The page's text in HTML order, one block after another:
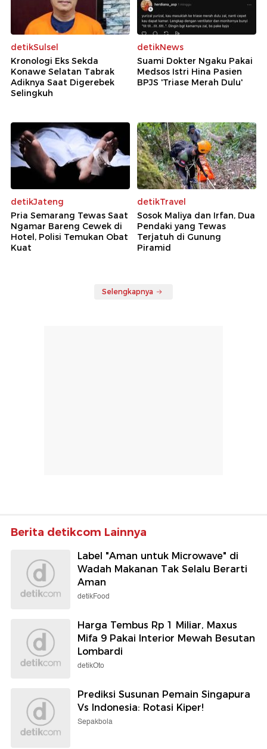
detikSulsel
Kronologi Eks Sekda
Konawe Selatan Tabrak
Adiknya Saat Digerebek
Selingkuh
detikNews
Suami Dokter Ngaku Pakai
Medsos Istri Hina Pasien
BPJS 'Triase Merah Dulu'
detikJateng
Pria Semarang Tewas Saat
Ngamar Bareng Cewek di
Hotel, Polisi Temukan Obat
Kuat
detikTravel
Sosok Maliya dan Irfan, Dua
Pendaki yang Tewas
Terjatuh di Gunung
Piramid
Selengkapnya
Berita detikcom Lainnya
Label "Aman untuk Microwave" di
Wadah Makanan Tak Selalu Berarti
Aman
detikFood
Harga Tembus Rp 1 Miliar, Maxus
Mifa 9 Pakai Interior Mewah Besutan
Lombardi
detikOto
Prediksi Susunan Pemain Singapura
Vs Indonesia: Rotasi Kiper!
Sepakbola